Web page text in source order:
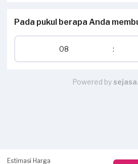
Pada pukul berapa Anda
08 :
Powered by
Estimasi Harga